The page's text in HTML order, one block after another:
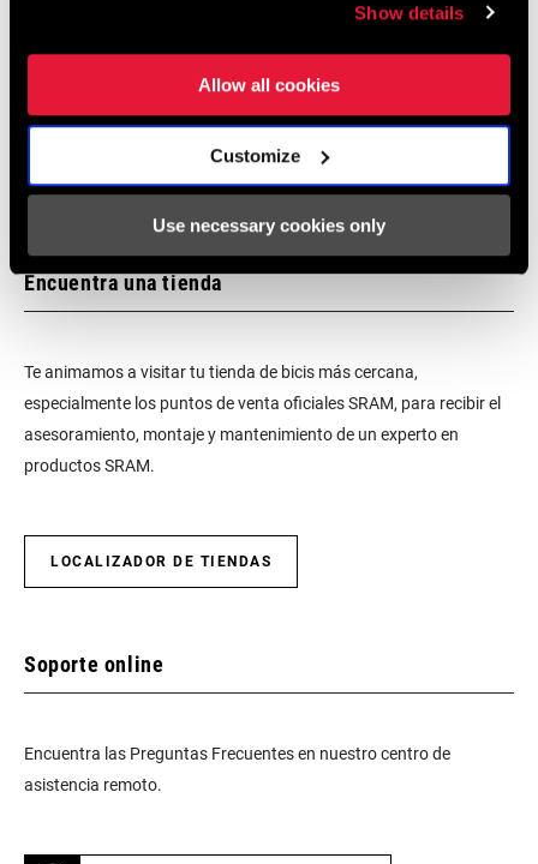
Show details
Allow all cookies
Customize
Use necessary cookies only
604 kb
Encuentra una tienda
Te animamos a visitar tu tienda de bicis más cercana,
especialmente los puntos de venta oficiales SRAM, para recibir el
asesoramiento, montaje y mantenimiento de un experto en
productos SRAM.
LOCALIZADOR DE TIENDAS
Soporte online
Encuentra las Preguntas Frecuentes en nuestro centro de
asistencia remoto.